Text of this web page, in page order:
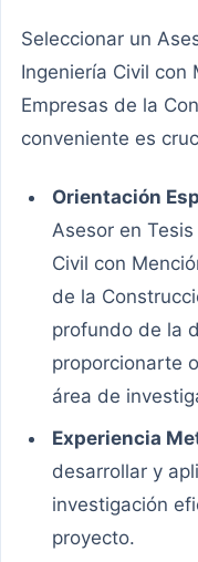
Seleccionar un
Ingeniería Civil con
Empresas de la
conveniente es
Orientación
Asesor en
Civil con
de la
profundo de la
proporcionarte
área de
Experiencia
desarrollar y
investigación
proyecto.